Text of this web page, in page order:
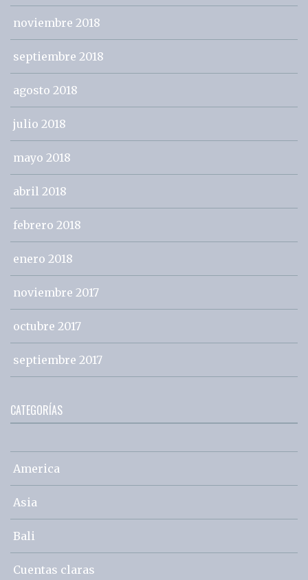
noviembre 2018
septiembre 2018
agosto 2018
julio 2018
mayo 2018
abril 2018
febrero 2018
enero 2018
noviembre 2017
octubre 2017
septiembre 2017
CATEGORÍAS
America
Asia
Bali
Cuentas claras